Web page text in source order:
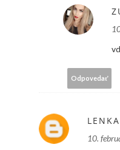
Odpovedať
LENKA
10.